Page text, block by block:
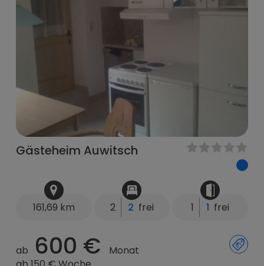
Gästeheim Auwitsch
161,69 km 2 2 frei 1 1 frei
ab 600 €
Monat